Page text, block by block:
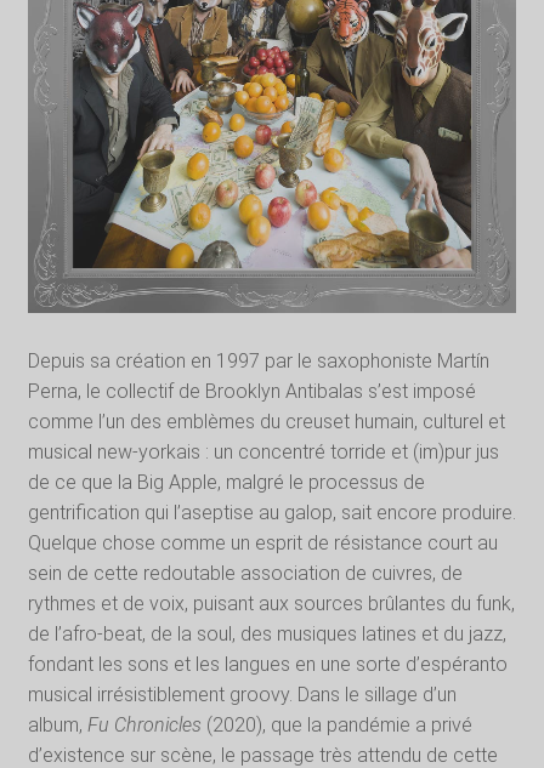
Depuis sa création en 1997 par le saxophoniste Martín
Perna, le collectif de Brooklyn Antibalas s’est imposé
comme l’un des emblèmes du creuset humain, culturel et
musical new-yorkais : un concentré torride et (im)pur jus
de ce que la Big Apple, malgré le processus de
gentrification qui l’aseptise au galop, sait encore produire.
Quelque chose comme un esprit de résistance court au
sein de cette redoutable association de cuivres, de
rythmes et de voix, puisant aux sources brûlantes du funk,
de l’afro-beat, de la soul, des musiques latines et du jazz,
fondant les sons et les langues en une sorte d’espéranto
musical irrésistiblement groovy. Dans le sillage d’un
album, Fu Chronicles (2020), que la pandémie a privé
d’existence sur scène, le passage très attendu de cette